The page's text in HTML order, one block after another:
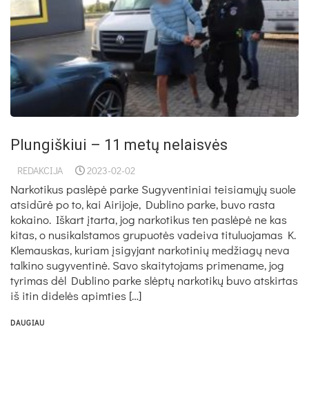
Plungiškiui – 11 metų nelaisvės
REDAKCIJA 2023-02-02
Narkotikus paslėpė parke Sugyventiniai teisiamųjų suole
atsidūrė po to, kai Airijoje, Dublino parke, buvo rasta
kokaino. Iškart įtarta, jog narkotikus ten paslėpė ne kas
kitas, o nusikalstamos grupuotės vadeiva tituluojamas K.
Klemauskas, kuriam įsigyjant narkotinių medžiagų neva
talkino sugyventinė. Savo skaitytojams primename, jog
tyrimas dėl Dublino parke slėptų narkotikų buvo atskirtas
iš itin didelės apimties […]
DAUGIAU